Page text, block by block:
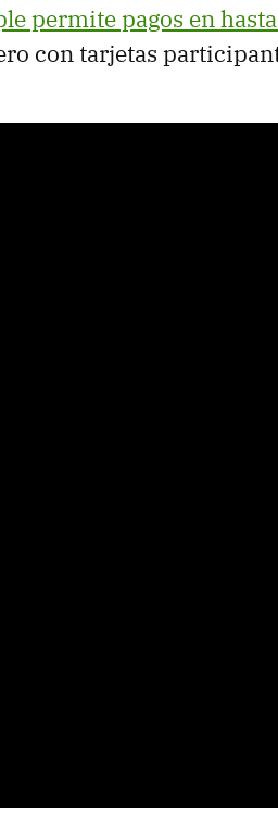
permite pagos en
con tarjetas